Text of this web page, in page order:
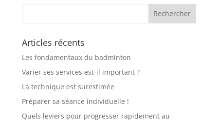
Articles récents
Les fondamentaux du badminton
Varier ses services est-il important ?
La technique est surestimée
Préparer sa séance individuelle !
Quels leviers pour progresser rapidement au